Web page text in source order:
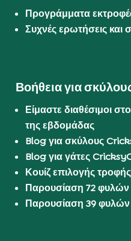
Προγράμματα
Συχνές ερωτήσεις
Βοήθεια για
Είμαστε διαθέσιμοι
της εβδομάδας
Blog για σκύλους
Blog για γάτες
Κουίζ επιλογής
Παρουσίαση 72
Παρουσίαση 39